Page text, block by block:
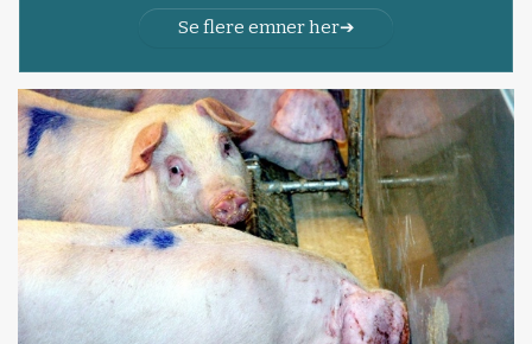
Se flere emner her